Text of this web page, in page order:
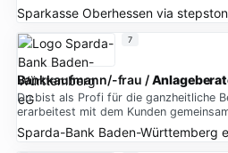
Sparkasse Oberhessenvia
Bankkaufmann/-frau /
Du bist als Profi für die ganzheitliche
erarbeitest mit dem Kunden
Sparda-Bank Baden-Württemberg
7